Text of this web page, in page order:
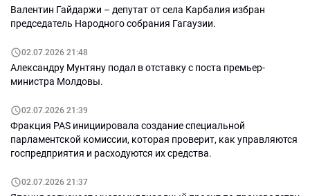
Валентин Гайдаржи – депутат от села Карбалия избран
председатель Народного собрания Гагаузии.
02.07.2026 21:48
Александру Мунтяну подал в отставку с поста премьер-
министра Молдовы.
02.07.2026 21:39
Фракция PAS инициировала создание специальной
парламентской комиссии, которая проверит, как управляются
госпредприятия и расходуются их средства.
02.07.2026 21:37